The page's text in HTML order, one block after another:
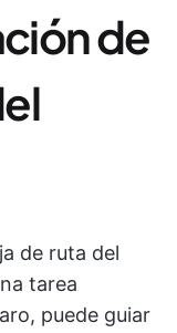
de
de ruta del
tarea
puede guiar